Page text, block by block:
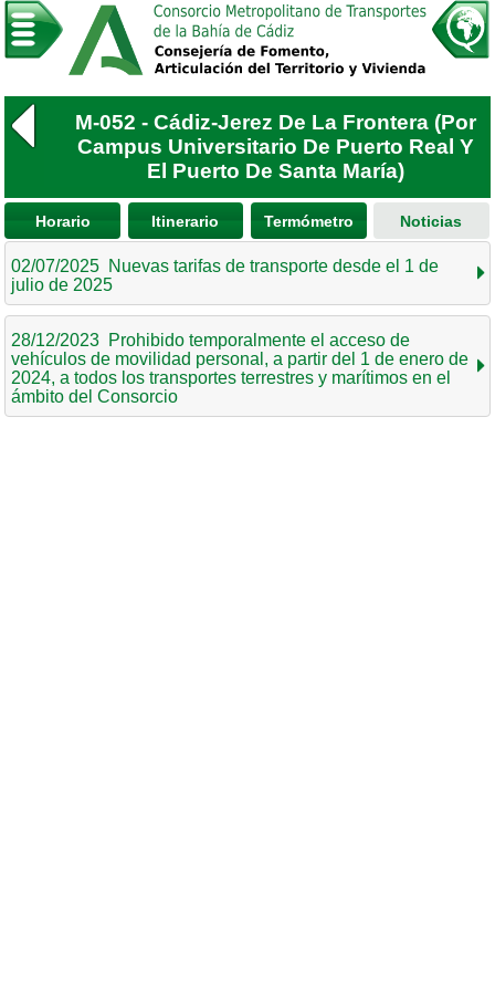
M-052 - Cádiz-Jerez De La Frontera (Por
Campus Universitario De Puerto Real Y
El Puerto De Santa María)
Horario Itinerario Termómetro Noticias
02/07/2025 Nuevas tarifas de transporte desde el 1 de
julio de 2025
28/12/2023 Prohibido temporalmente el acceso de
vehículos de movilidad personal, a partir del 1 de enero de
2024, a todos los transportes terrestres y marítimos en el
ámbito del Consorcio